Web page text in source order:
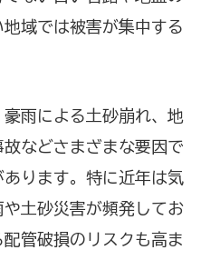
域では被害が集中する
雨による土砂崩れ、地
などさまざまな要因で
ります。特に近年は気
土砂災害が頻発してお
管破損のリスクも高ま